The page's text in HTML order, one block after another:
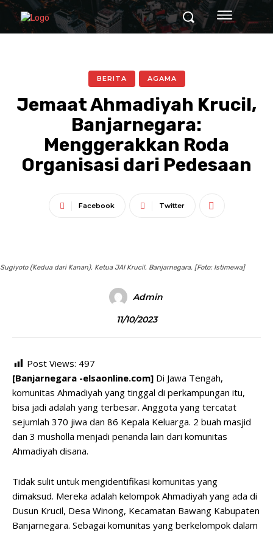
BERITA AGAMA
Jemaat Ahmadiyah Krucil,
Banjarnegara:
Menggerakkan Roda
Organisasi dari Pedesaan
Facebook Twitter
Sugiyoto (Kedua dari Kanan), Ketua JAI Krucil, Banjarnegara. [Foto: Istimewa]
Admin
11/10/2023
Post Views: 497
[Banjarnegara -elsaonline.com] Di Jawa Tengah,
komunitas Ahmadiyah yang tinggal di perkampungan itu,
bisa jadi adalah yang terbesar. Anggota yang tercatat
sejumlah 370 jiwa dan 86 Kepala Keluarga. 2 buah masjid
dan 3 musholla menjadi penanda lain dari komunitas
Ahmadiyah disana.
Tidak sulit untuk mengidentifikasi komunitas yang
dimaksud. Mereka adalah kelompok Ahmadiyah yang ada di
Dusun Krucil, Desa Winong, Kecamatan Bawang Kabupaten
Banjarnegara. Sebagai komunitas yang berkelompok dalam